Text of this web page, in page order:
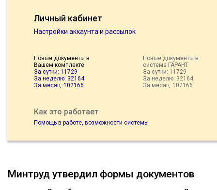
Личный кабинет
Настройки аккаунта и рассылок
Новые документы в
Вашем комплекте
За сутки: 11729
За неделю: 32164
За месяц: 102166
Новые документы в
системе ГАРАНТ
За сутки: 11729
За неделю: 32164
За месяц: 102166
Как это работает
Помощь в работе, возможности системы
Минтруд утвердил формы документов